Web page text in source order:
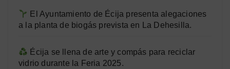
El Ayuntamiento de Écija presenta alegaciones
a la planta de biogás prevista en La Dehesilla.
Écija se llena de arte y compás para reciclar
vidrio durante la Feria 2025.